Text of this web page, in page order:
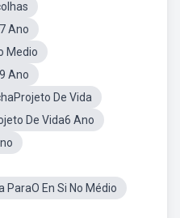
Ano
Medio
Ano
De Vida
De Vida6 Ano
ParaO En Si No Médio